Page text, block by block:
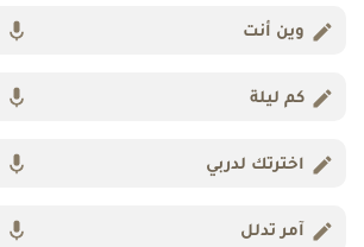
وين أنت
كم ليلة
اخترتك لدربي
آمر تدلل